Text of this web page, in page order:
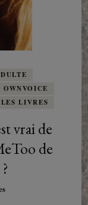
OWNVOICE
LIVRES
vrai de
de
sur